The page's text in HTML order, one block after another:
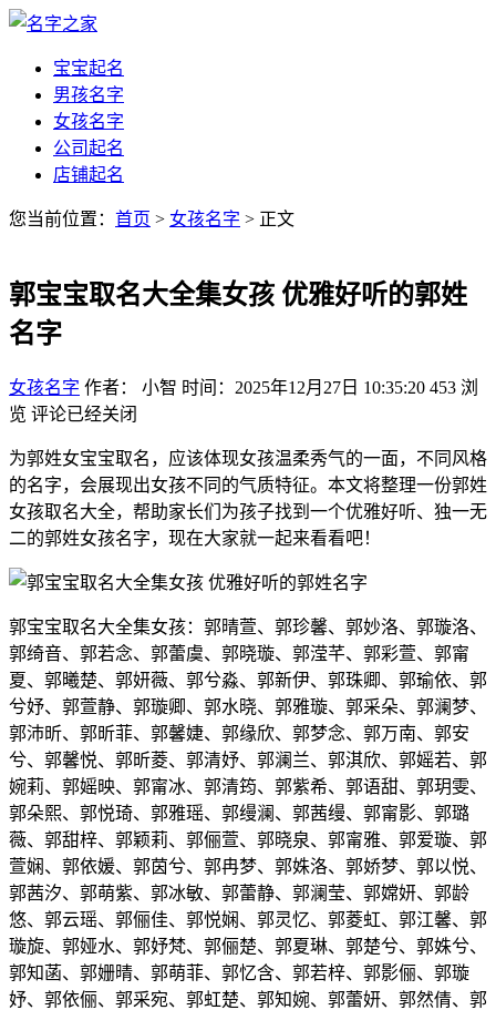
宝宝起名
男孩名字
女孩名字
公司起名
店铺起名
您当前位置： 首页 > 女孩名字 > 正文
郭宝宝取名大全集女孩 优雅好听的郭姓
名字
女孩名字 作者： 小智 时间：2025年12月27日 10:35:20 453 浏
览 评论已经关闭
为郭姓女宝宝取名，应该体现女孩温柔秀气的一面，不同风格
的名字，会展现出女孩不同的气质特征。本文将整理一份郭姓
女孩取名大全，帮助家长们为孩子找到一个优雅好听、独一无
二的郭姓女孩名字，现在大家就一起来看看吧！
郭宝宝取名大全集女孩：郭晴萱、郭珍馨、郭妙洛、郭璇洛、
郭绮音、郭若念、郭蕾虞、郭晓璇、郭滢芊、郭彩萱、郭甯
夏、郭曦楚、郭妍薇、郭兮淼、郭新伊、郭珠卿、郭瑜依、郭
兮妤、郭萱静、郭璇卿、郭水晓、郭雅璇、郭采朵、郭澜梦、
郭沛昕、郭昕菲、郭馨婕、郭缘欣、郭梦念、郭万南、郭安
兮、郭馨悦、郭昕菱、郭清妤、郭澜兰、郭淇欣、郭媱若、郭
婉莉、郭媱映、郭甯冰、郭清筠、郭紫希、郭语甜、郭玥雯、
郭朵熙、郭悦琦、郭雅瑶、郭缦澜、郭茜缦、郭甯影、郭璐
薇、郭甜梓、郭颖莉、郭俪萱、郭晓泉、郭甯雅、郭爱璇、郭
萱娴、郭依媛、郭茵兮、郭冉梦、郭姝洛、郭娇梦、郭以悦、
郭茜汐、郭萌紫、郭冰敏、郭蕾静、郭澜莹、郭嫦妍、郭龄
悠、郭云瑶、郭俪佳、郭悦娴、郭灵忆、郭菱虹、郭江馨、郭
璇旋、郭娅水、郭妤梵、郭俪楚、郭夏琳、郭楚兮、郭姝兮、
郭知菡、郭姗晴、郭萌菲、郭忆含、郭若梓、郭影俪、郭璇
妤、郭依俪、郭采宛、郭虹楚、郭知婉、郭蕾妍、郭然倩、郭